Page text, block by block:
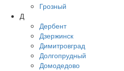
Грозный
Д
Дербент
Дзержинск
Димитровград
Долгопрудный
Домодедово